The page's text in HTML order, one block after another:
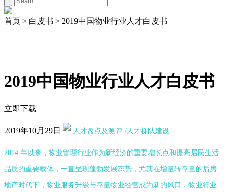
首页 > 白皮书 > 2019中国物业行业人才白皮书
2019中国物业行业人才白皮书
立即下载
2019年10月29日 人才盘点及测评 /人才梯队建设
2014 年以来，物业管理行业作为新经济的重要增长点和提高居民生活
品质的重要载体，一直呈现蓬勃发展态势，尤其在增量转存量的后房
地产时代下，物业服务升级与存量物业经营成为新的风口，物业行业